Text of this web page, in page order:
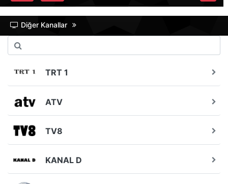
Diğer Kanallar
TRT 1
ATV
TV8
KANAL D